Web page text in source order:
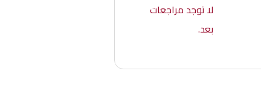
لا توجد مراجعات
بعد.